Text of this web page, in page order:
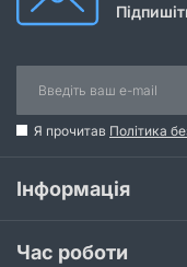
Я прочитав Політика
Інформація
Час роботи